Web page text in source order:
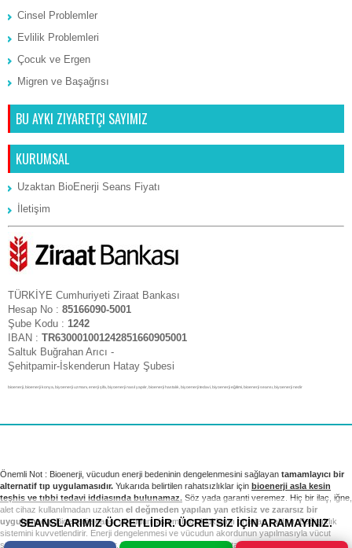
Cinsel Problemler
Evlilik Problemleri
Çocuk ve Ergen
Migren ve Başağrısı
BU AYKI ZIYARETÇI SAYIMIZ
KURUMSAL
Uzaktan BioEnerji Seans Fiyatı
İletişim
TÜRKİYE Cumhuriyeti Ziraat Bankası
Hesap No : 85166090-5001
Şube Kodu : 1242
IBAN : TR630001001242851660905001
Saltuk Buğrahan Arıcı -
Şehitpamir-İskenderun Hatay Şubesi
bioenerji, bioenerji konya, biyoenerji uzmanı, enerji şifa, biyoenerji nasıl yapılır, bioenerji hastalık, biyoenerji tedavi, biyoenerji eğitimi, bioenerji seansı, biyoenerji nedir
SEANSLARIMIZ ÜCRETLİDİR. ÜCRETSİZ İÇİN ARAMAYINIZ.
Önemli Not : Bioenerji, vücudun enerji bedeninin dengelenmesini sağlayan tamamlayıcı bir
alternatif tıp uygulamasıdır. Yukarıda belirtilen rahatsızlıklar için bioenerji asla kesin
teşhis ve tıbbi tedavi iddiasında bulunamaz. Söz yada garanti veremez. Hiç bir ilaç, iğne,
alet cihaz kullanılmadan uzaktan el değmeden yapılan yan etkisiz ve zararsız bir
uygulamadır.Bioenerji seansı vücudun sistem bozukluklarını ortadan kaldırır. Bağışıklık
sistemini kuvvetlendirir. Enerji dengelenmesi ve vücudun akordunun yapılmasıyla vücut
sağlıklı sistemini yeniden kurar. Tıbbi tedavi ve kontrollerinizi takip etmek sizin